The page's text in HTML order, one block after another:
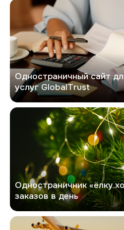
GlobalTrust
Одностраничный сайт
услуг GlobalTrust
Хочешь елку
Одностраничник
заказов в день
Фаст Автотранс